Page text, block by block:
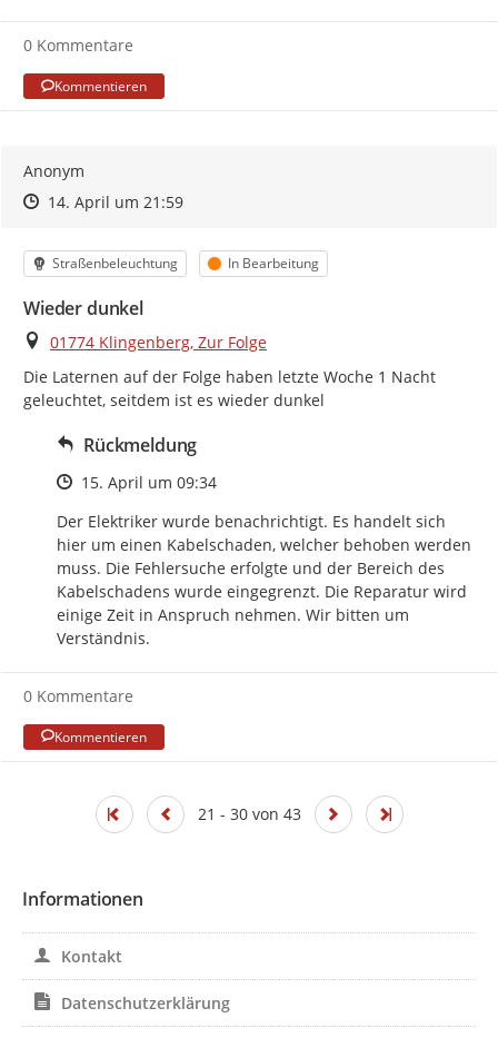
0 Kommentare
Kommentieren
Anonym
Zeitpunkt des Erstellens
Zeitpunkt des Erstellens
14. April um 21:59Zur Äußerung
Kategorie
Straßenbeleuchtung Status
In Bearbeitung
Wieder dunkel
Ort
01774 Klingenberg, Zur Folge
Die Laternen auf der Folge haben letzte Woche 1 Nacht
geleuchtet, seitdem ist es wieder dunkel
Rückmeldung
Zeitpunkt des Erstellens
15. April um 09:34
Der Elektriker wurde benachrichtigt. Es handelt sich
hier um einen Kabelschaden, welcher behoben werden
muss. Die Fehlersuche erfolgte und der Bereich des
Kabelschadens wurde eingegrenzt. Die Reparatur wird
einige Zeit in Anspruch nehmen. Wir bitten um
Verständnis.
0 Kommentare
Kommentieren
21 - 30 von 43
Informationen
Kontakt
Datenschutzerklärung